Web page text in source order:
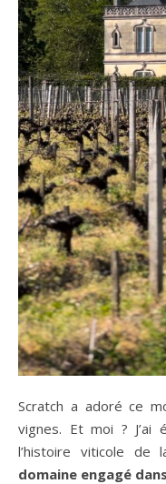
Scratch a adoré ce
vignes. Et moi ? J’ai
l’histoire viticole de
domaine engagé